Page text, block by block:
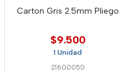
Carton Gris 2.5mm Pliego
$9.500
1 Unidad
21600050